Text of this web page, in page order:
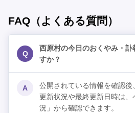
FAQ（よくある質問）
Q
西原村の今日のおくやみ・訃
すか？
A
公開されている情報を確認後
更新状況や最終更新日時は
況」から確認できます。